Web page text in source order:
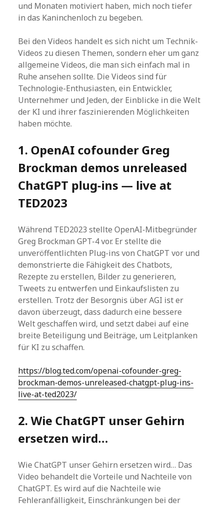
und Monaten motiviert haben, mich noch tiefer
in das Kaninchenloch zu begeben.
Bei den Videos handelt es sich nicht um Technik-
Videos zu diesen Themen, sondern eher um ganz
allgemeine Videos, die man sich einfach mal in
Ruhe ansehen sollte. Die Videos sind für
Technologie-Enthusiasten, ein Entwickler,
Unternehmer und Jeden, der Einblicke in die Welt
der KI und ihrer faszinierenden Möglichkeiten
haben möchte.
1. OpenAI cofounder Greg
Brockman demos unreleased
ChatGPT plug-ins — live at
TED2023
Während TED2023 stellte OpenAI-Mitbegründer
Greg Brockman GPT-4 vor. Er stellte die
unveröffentlichten Plug-ins von ChatGPT vor und
demonstrierte die Fähigkeit des Chatbots,
Rezepte zu erstellen, Bilder zu generieren,
Tweets zu entwerfen und Einkaufslisten zu
erstellen. Trotz der Besorgnis über AGI ist er
davon überzeugt, dass dadurch eine bessere
Welt geschaffen wird, und setzt dabei auf eine
breite Beteiligung und Beiträge, um Leitplanken
für KI zu schaffen.
https://blog.ted.com/openai-cofounder-greg-
brockman-demos-unreleased-chatgpt-plug-ins-
live-at-ted2023/
2. Wie ChatGPT unser Gehirn
ersetzen wird…
Wie ChatGPT unser Gehirn ersetzen wird… Das
Video behandelt die Vorteile und Nachteile von
ChatGPT. Es wird auf die Nachteile wie
Fehleranfälligkeit, Einschränkungen bei der